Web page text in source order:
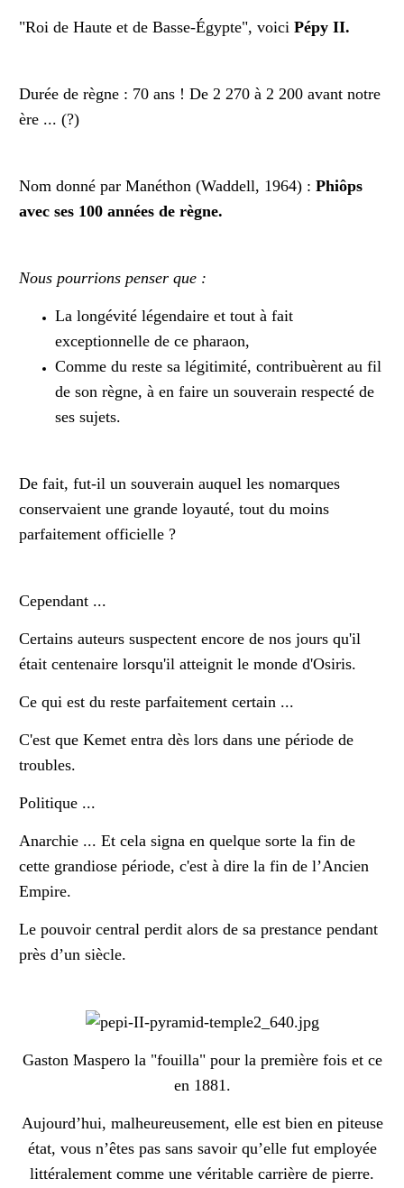
"Roi de Haute et de Basse-Égypte", voici Pépy II.
Durée de règne : 70 ans ! De 2 270 à 2 200 avant notre
ère ... (?)
Nom donné par Manéthon (Waddell, 1964) : Phiôps
avec ses 100 années de règne.
Nous pourrions penser que :
La longévité légendaire et tout à fait
exceptionnelle de ce pharaon,
Comme du reste sa légitimité, contribuèrent au fil
de son règne, à en faire un souverain respecté de
ses sujets.
De fait, fut-il un souverain auquel les nomarques
conservaient une grande loyauté, tout du moins
parfaitement officielle ?
Cependant ...
Certains auteurs suspectent encore de nos jours qu'il
était centenaire lorsqu'il atteignit le monde d'Osiris.
Ce qui est du reste parfaitement certain ...
C'est que Kemet entra dès lors dans une période de
troubles.
Politique ...
Anarchie ... Et cela signa en quelque sorte la fin de
cette grandiose période, c'est à dire la fin de l’Ancien
Empire.
Le pouvoir central perdit alors de sa prestance pendant
près d’un siècle.
Gaston Maspero la "fouilla" pour la première fois et ce
en 1881.
Aujourd’hui, malheureusement, elle est bien en piteuse
état, vous n’êtes pas sans savoir qu’elle fut employée
littéralement comme une véritable carrière de pierre.